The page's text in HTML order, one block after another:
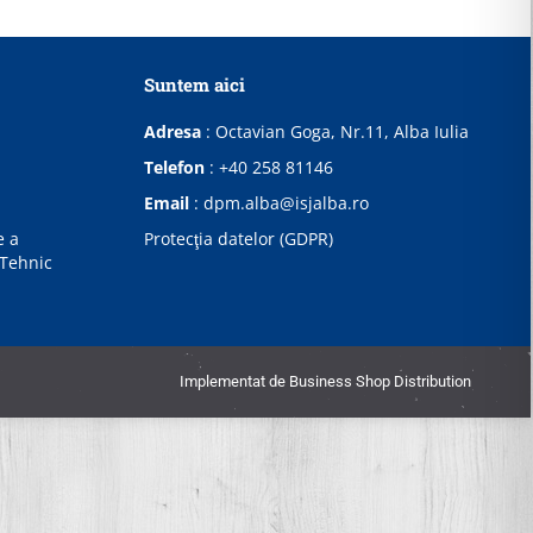
a
Suntem aici
Adresa: Octavian Goga, Nr.11, Alba Iulia
Telefon: +40 258 81146
Email: dpm.alba@isjalba.ro
Protecţia datelor (GDPR)
Implementat de Business Shop Distribution